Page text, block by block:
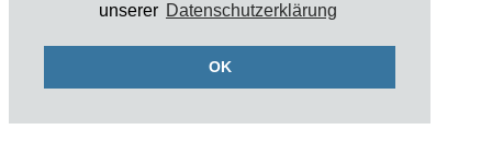
unserer Datenschutzerklärung
OK